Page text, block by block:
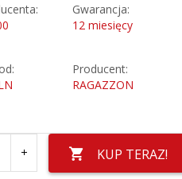
Gwarancja:
12 miesięcy
Producent:
RAGAZZON
KUP TERAZ!